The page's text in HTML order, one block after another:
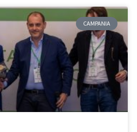
CAMPANIA